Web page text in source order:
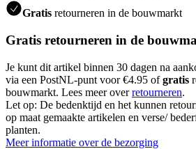
Gratis retourneren in de bouwmarkt
Gratis retourneren in de
Je kunt dit artikel binnen 30 dagen na
via een PostNL-punt voor €4.95 ofgratis
bouwmarkt. Lees meer overretourneren.
Let op: De bedenktijd en het kunnen
op maat gemaakte artikelen en verse/
planten.
Meer informatie over de bezorging